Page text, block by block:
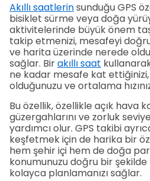
Akıllı saatlerinsunduğu GPS
bisiklet sürme veya doğa
aktivitelerinde büyük önem
takip etmenizi, mesafeyi
ve harita üzerinde nerede
sağlar. Birakıllı saat
ne kadar mesafe kat
olduğunuzu ve ortalama
Bu özellik, özellikle açık hava
güzergahlarını ve zorluk
yardımcı olur. GPS takibi
keşfetmek için de harika bir
hem şehir içi hem de doğa
konumunuzu doğru bir
kolayca planlamanızı sağlar.